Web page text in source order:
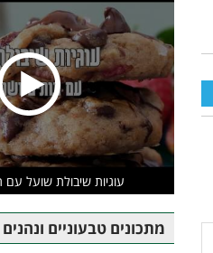
עוגיות שיבולת שועל עם
מתכונים טבעוניים ונהנים